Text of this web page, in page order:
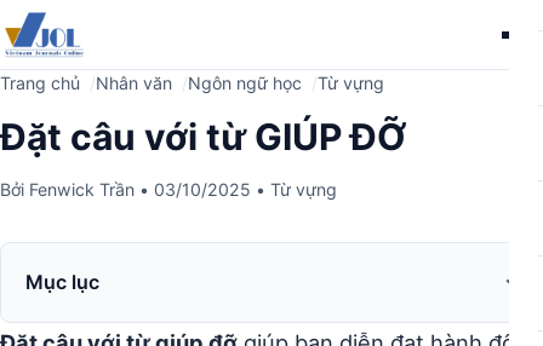
Trang chủ Nhân văn Ngôn ngữ học Từ vựng
Đặt câu với từ GIÚP ĐỠ
Bởi Fenwick Trần • 03/10/2025 • Từ vựng
Mục lục